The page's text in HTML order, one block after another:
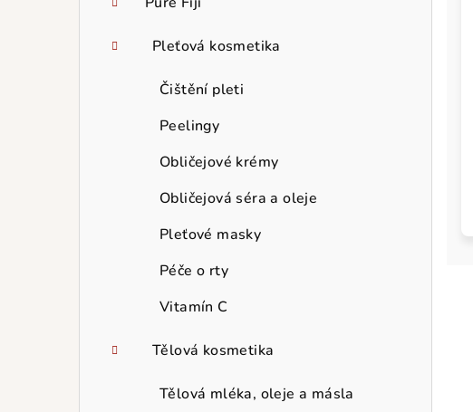
Pleťová kosmetika
Čištění pleti
Peelingy
Obličejové krémy
Obličejová séra a oleje
Pleťové masky
Péče o rty
Vitamín C
Tělová kosmetika
Tělová mléka, oleje a másla